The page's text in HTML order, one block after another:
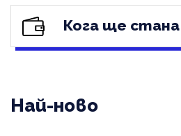
Кога ще
Най-ново